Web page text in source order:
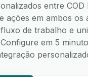
entre COD
ações em ambos os
de trabalho e
em 5